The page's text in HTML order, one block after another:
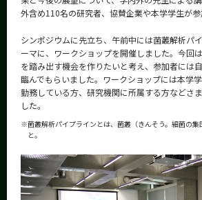
外含め110名の研究者、協賛企業や本学学生が参
シンポジウムに先立ち、午前中には菌叢解析パ
ーマに、ワークショップを開催しました。今回
を踏み出す機会を作りたいと考え、参加者には
臨んでもらいました。ワークショップには本学
勤務している方、研究機関に所属する方などさ
した。
※菌叢解析パイプラインとは、菌叢（きんそう。細菌の
と。
CLOSE